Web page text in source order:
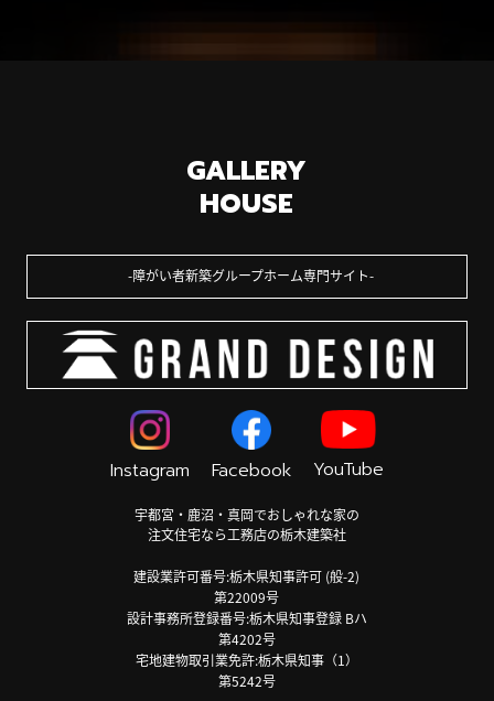
GALLERY
HOUSE
障がい者新築グループホーム専門サイト
Instagram Facebook YouTube
宇都宮・鹿沼・真岡でおしゃれな家の
注文住宅なら工務店の栃木建築社
建設業許可番号:栃木県知事許可 (般-2)
第22009号
設計事務所登録番号:栃木県知事登録 Bハ
第4202号
宅地建物取引業免許:栃木県知事（1）
第5242号